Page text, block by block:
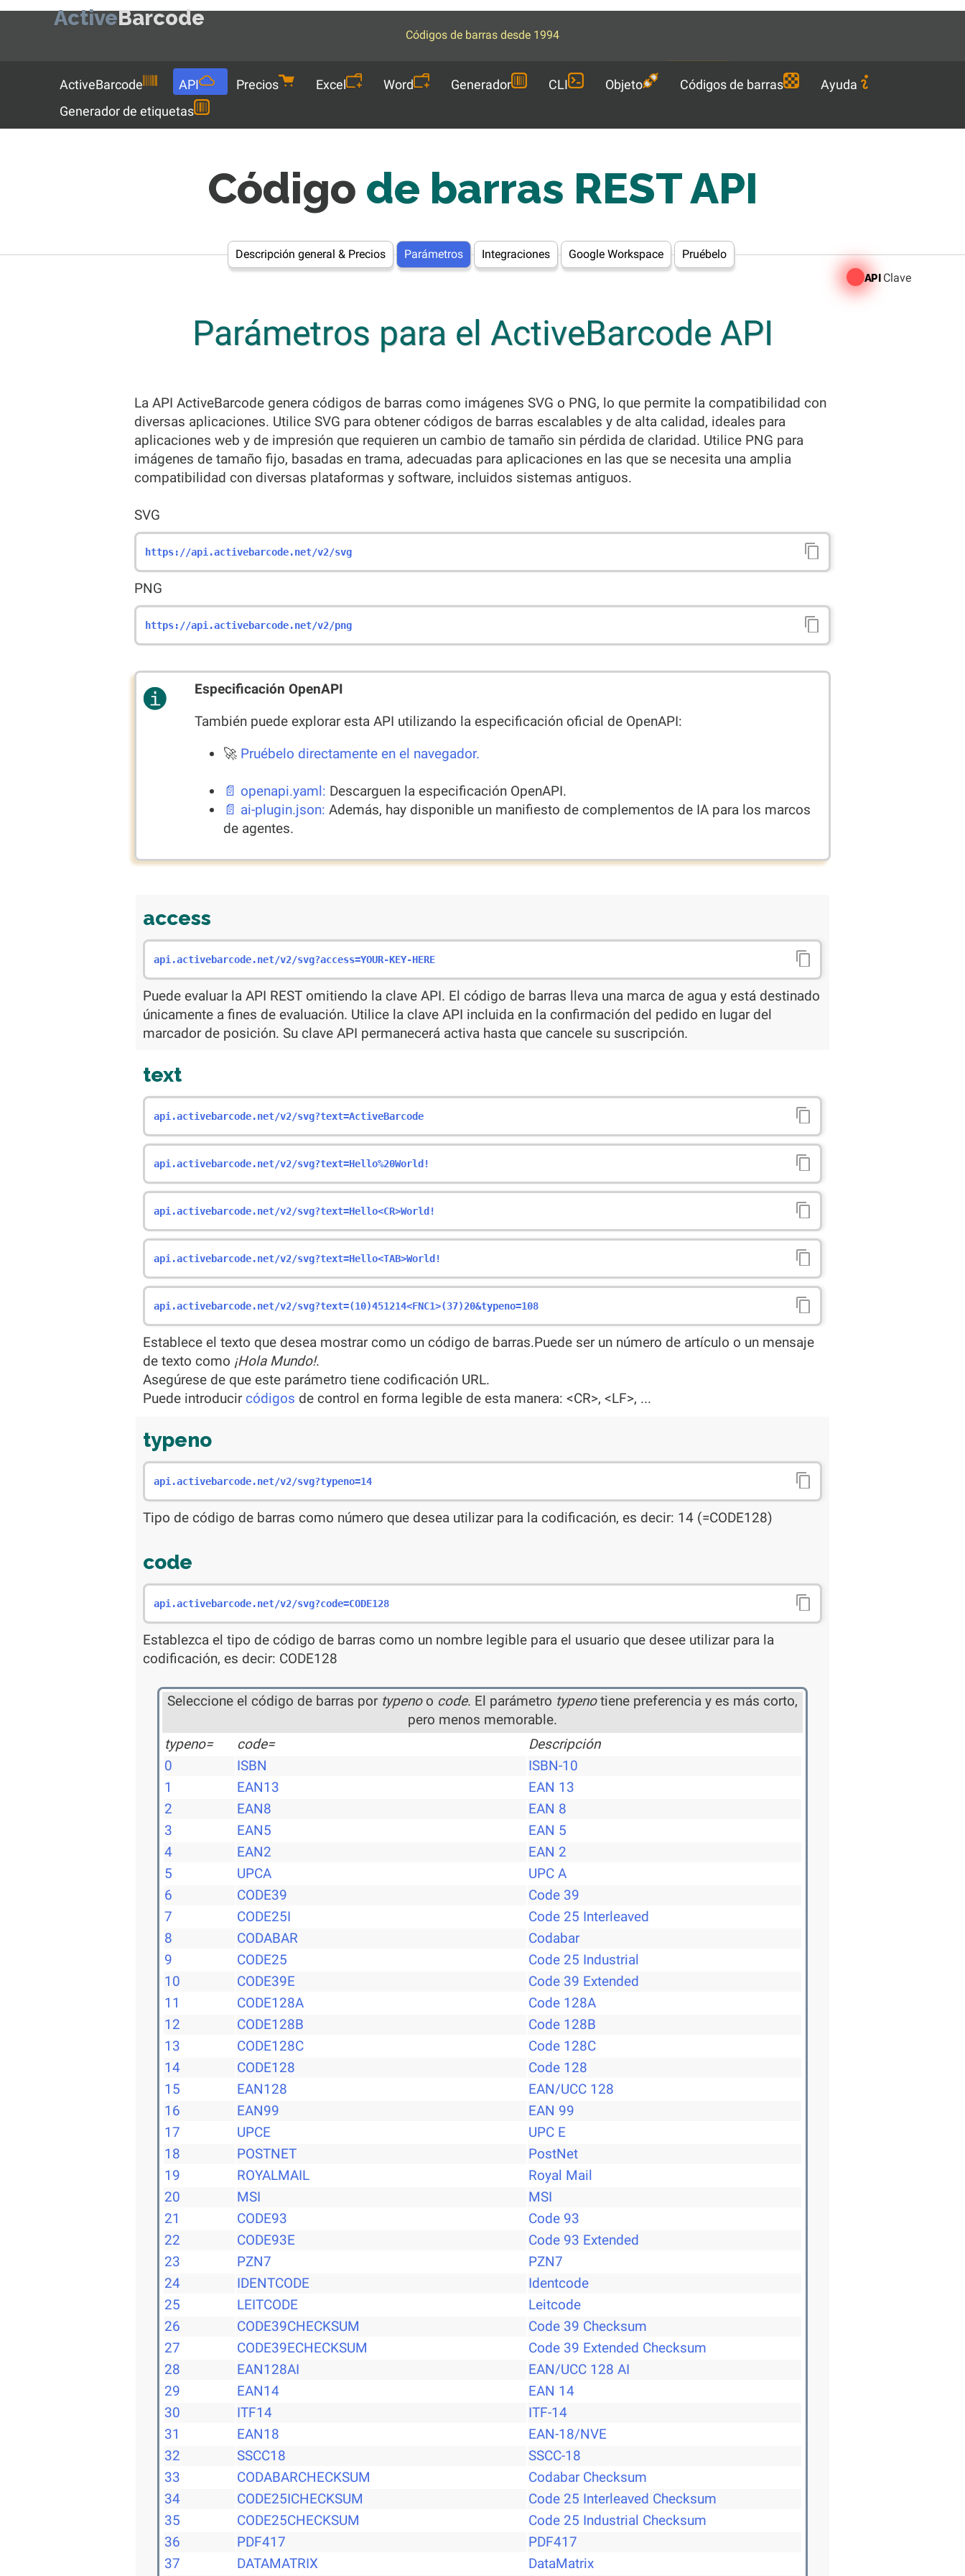
ActiveBarcode
Códigos de barras desde 1994
Languages
ES Descargar
ActiveBarcode API Precios Excel Word Generador CLI Objeto Códigos de barras
Ayuda
Generador de etiquetas
Código de barras REST API
Descripción general & Precios Parámetros Integraciones Google Workspace Pruébelo
APIClave
Parámetros para el ActiveBarcode API
La API ActiveBarcode genera códigos de barras como imágenes SVG o PNG, lo que permite la compatibilidad con
diversas aplicaciones. Utilice SVG para obtener códigos de barras escalables y de alta calidad, ideales para
aplicaciones web y de impresión que requieren un cambio de tamaño sin pérdida de claridad. Utilice PNG para
imágenes de tamaño fijo, basadas en trama, adecuadas para aplicaciones en las que se necesita una amplia
compatibilidad con diversas plataformas y software, incluidos sistemas antiguos.
SVG
https://api.activebarcode.net/v2/svg
PNG
https://api.activebarcode.net/v2/png
Especificación OpenAPI
También puede explorar esta API utilizando la especificación oficial de OpenAPI:
🚀 Pruébelo directamente en el navegador.
📄 openapi.yaml: Descarguen la especificación OpenAPI.
📄 ai-plugin.json: Además, hay disponible un manifiesto de complementos de IA para los marcos
de agentes.
access
api.activebarcode.net/v2/svg?access=YOUR-KEY-HERE
Puede evaluar la API REST omitiendo la clave API. El código de barras lleva una marca de agua y está destinado
únicamente a fines de evaluación. Utilice la clave API incluida en la confirmación del pedido en lugar del
marcador de posición. Su clave API permanecerá activa hasta que cancele su suscripción.
text
api.activebarcode.net/v2/svg?text=ActiveBarcode
api.activebarcode.net/v2/svg?text=Hello%20World!
api.activebarcode.net/v2/svg?text=Hello<CR>World!
api.activebarcode.net/v2/svg?text=Hello<TAB>World!
api.activebarcode.net/v2/svg?text=(10)451214<FNC1>(37)20&typeno=108
Establece el texto que desea mostrar como un código de barras.Puede ser un número de artículo o un mensaje
de texto como ¡Hola Mundo!.
Asegúrese de que este parámetro tiene codificación URL.
Puede introducir códigos de control en forma legible de esta manera: <CR>, <LF>, ...
typeno
api.activebarcode.net/v2/svg?typeno=14
Tipo de código de barras como número que desea utilizar para la codificación, es decir: 14 (=CODE128)
code
api.activebarcode.net/v2/svg?code=CODE128
Establezca el tipo de código de barras como un nombre legible para el usuario que desee utilizar para la
codificación, es decir: CODE128
Seleccione el código de barras por typenoo code. El parámetro typenotiene preferencia y es más corto,
pero menos memorable.
typeno=
code=
Descripción
0
ISBN
ISBN-10
1
EAN13
EAN 13
2
EAN8
EAN 8
3
EAN5
EAN 5
4
EAN2
EAN 2
5
UPCA
UPC A
6
CODE39
Code 39
7
CODE25I
Code 25 Interleaved
8
CODABAR
Codabar
9
CODE25
Code 25 Industrial
10
CODE39E
Code 39 Extended
11
CODE128A
Code 128A
12
CODE128B
Code 128B
13
CODE128C
Code 128C
14
CODE128
Code 128
15
EAN128
EAN/UCC 128
16
EAN99
EAN 99
17
UPCE
UPC E
18
POSTNET
PostNet
19
ROYALMAIL
Royal Mail
20
MSI
MSI
21
CODE93
Code 93
22
CODE93E
Code 93 Extended
23
PZN7
PZN7
24
IDENTCODE
Identcode
25
LEITCODE
Leitcode
26
CODE39CHECKSUM
Code 39 Checksum
27
CODE39ECHECKSUM
Code 39 Extended Checksum
28
EAN128AI
EAN/UCC 128 AI
29
EAN14
EAN 14
30
ITF14
ITF-14
31
EAN18
EAN-18/NVE
32
SSCC18
SSCC-18
33
CODABARCHECKSUM
Codabar Checksum
34
CODE25ICHECKSUM
Code 25 Interleaved Checksum
35
CODE25CHECKSUM
Code 25 Industrial Checksum
36
PDF417
PDF417
37
DATAMATRIX DataMatrix